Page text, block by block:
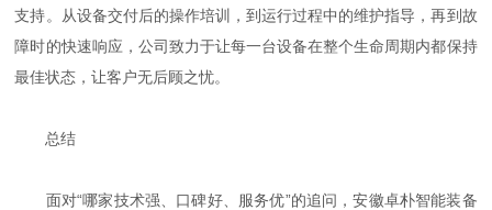
支持。从设备交付后的操作培训，到运行过程中的维护指导，再到故
障时的快速响应，公司致力于让每一台设备在整个生命周期内都保持
最佳状态，让客户无后顾之忧。
总结
面对“哪家技术强、口碑好、服务优”的追问，安徽卓朴智能装备